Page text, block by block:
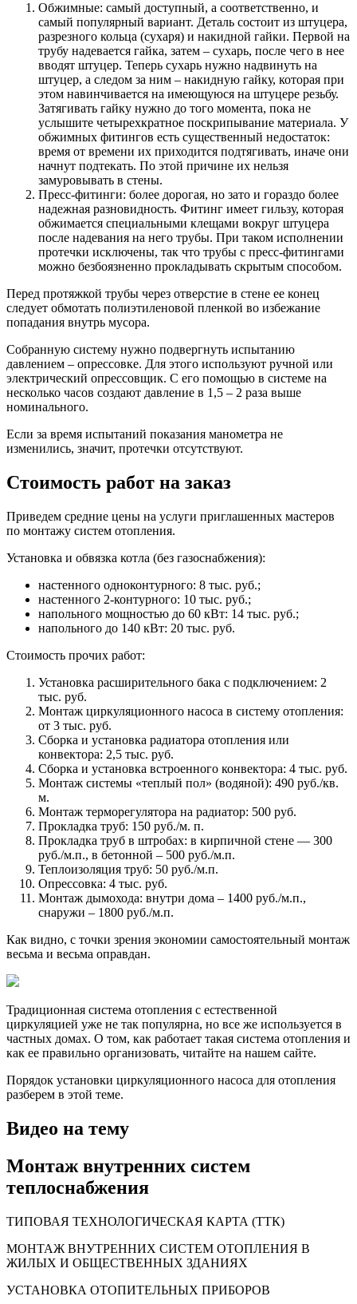
Обжимные: самый доступный, а соответственно, и
самый популярный вариант. Деталь состоит из штуцера,
разрезного кольца (сухаря) и накидной гайки. Первой на
трубу надевается гайка, затем – сухарь, после чего в нее
вводят штуцер. Теперь сухарь нужно надвинуть на
штуцер, а следом за ним – накидную гайку, которая при
этом навинчивается на имеющуюся на штуцере резьбу.
Затягивать гайку нужно до того момента, пока не
услышите четырехкратное поскрипывание материала. У
обжимных фитингов есть существенный недостаток:
время от времени их приходится подтягивать, иначе они
начнут подтекать. По этой причине их нельзя
замуровывать в стены.
Пресс-фитинги: более дорогая, но зато и гораздо более
надежная разновидность. Фитинг имеет гильзу, которая
обжимается специальными клещами вокруг штуцера
после надевания на него трубы. При таком исполнении
протечки исключены, так что трубы с пресс-фитингами
можно безбоязненно прокладывать скрытым способом.
Перед протяжкой трубы через отверстие в стене ее конец
следует обмотать полиэтиленовой пленкой во избежание
попадания внутрь мусора.
Собранную систему нужно подвергнуть испытанию
давлением – опрессовке. Для этого используют ручной или
электрический опрессовщик. С его помощью в системе на
несколько часов создают давление в 1,5 – 2 раза выше
номинального.
Если за время испытаний показания манометра не
изменились, значит, протечки отсутствуют.
Стоимость работ на заказ
Приведем средние цены на услуги приглашенных мастеров
по монтажу систем отопления.
Установка и обвязка котла (без газоснабжения):
настенного одноконтурного: 8 тыс. руб.;
настенного 2-контурного: 10 тыс. руб.;
напольного мощностью до 60 кВт: 14 тыс. руб.;
напольного до 140 кВт: 20 тыс. руб.
Стоимость прочих работ:
Установка расширительного бака с подключением: 2
тыс. руб.
Монтаж циркуляционного насоса в систему отопления:
от 3 тыс. руб.
Сборка и установка радиатора отопления или
конвектора: 2,5 тыс. руб.
Сборка и установка встроенного конвектора: 4 тыс. руб.
Монтаж системы «теплый пол» (водяной): 490 руб./кв.
м.
Монтаж терморегулятора на радиатор: 500 руб.
Прокладка труб: 150 руб./м. п.
Прокладка труб в штробах: в кирпичной стене — 300
руб./м.п., в бетонной – 500 руб./м.п.
Теплоизоляция труб: 50 руб./м.п.
Опрессовка: 4 тыс. руб.
Монтаж дымохода: внутри дома – 1400 руб./м.п.,
снаружи – 1800 руб./м.п.
Как видно, с точки зрения экономии самостоятельный монтаж
весьма и весьма оправдан.
Традиционная система отопления с естественной
циркуляцией уже не так популярна, но все же используется в
частных домах. О том, как работает такая система отопления и
как ее правильно организовать, читайте на нашем сайте.
Порядок установки циркуляционного насоса для отопления
разберем в этой теме.
Видео на тему
Монтаж внутренних систем
теплоснабжения
ТИПОВАЯ ТЕХНОЛОГИЧЕСКАЯ КАРТА (ТТК)
МОНТАЖ ВНУТРЕННИХ СИСТЕМ ОТОПЛЕНИЯ В
ЖИЛЫХ И ОБЩЕСТВЕННЫХ ЗДАНИЯХ
УСТАНОВКА ОТОПИТЕЛЬНЫХ ПРИБОРОВ